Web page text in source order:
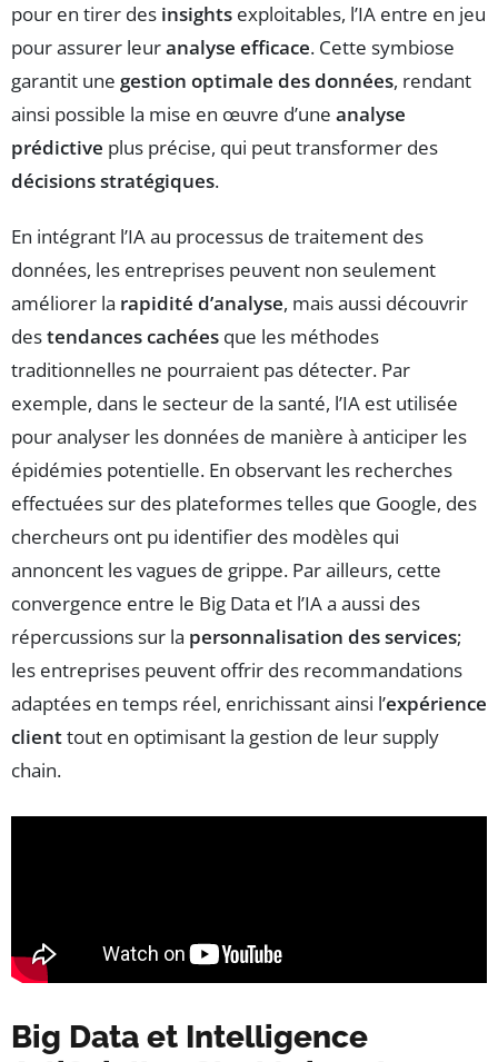
pour en tirer des insights exploitables, l’IA entre en jeu
pour assurer leuranalyse efficace. Cette symbiose
garantit une gestion optimale des données, rendant
ainsi possible la mise en œuvre d’une analyse
prédictive plus précise, qui peut transformer des
décisions stratégiques.
En intégrant l’IA au processus de traitement des
données, les entreprises peuvent non seulement
améliorer la rapidité d’analyse, mais aussi découvrir
destendances cachées que les méthodes
traditionnelles ne pourraient pas détecter. Par
exemple, dans le secteur de la santé, l’IA est utilisée
pour analyser les données de manière à anticiper les
épidémies potentielle. En observant les recherches
effectuées sur des plateformes telles que Google, des
chercheurs ont pu identifier des modèles qui
annoncent les vagues de grippe. Par ailleurs, cette
convergence entre le Big Data et l’IA a aussi des
répercussions sur la personnalisation des services;
les entreprises peuvent offrir des recommandations
adaptées en temps réel, enrichissant ainsi l’expérience
clienttout en optimisant la gestion de leur supply
chain.
Big Data et Intelligence